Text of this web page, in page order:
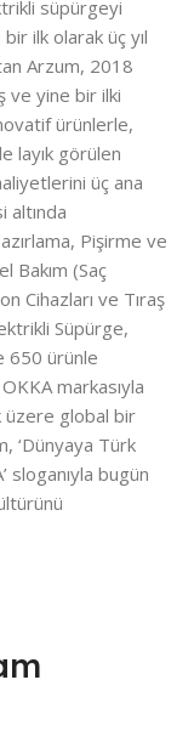
süpürgeyi
ilk olarak üç yıl
Arzum, 2018
ve yine bir ilki
ürünlerle,
layık görülen
üç ana
altında
Pişirme ve
Bakım (Saç
Cihazları ve Tıraş
Süpürge,
650 ürünle
markasıyla
üzere global bir
‘Dünyaya Türk
sloganıyla bugün